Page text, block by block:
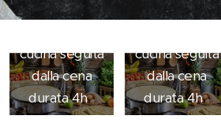
Dispensa 1
cucina seguita
dalla cena
durata 4h
Dispensa 2
cucina seguita
dalla cena
durata 4h